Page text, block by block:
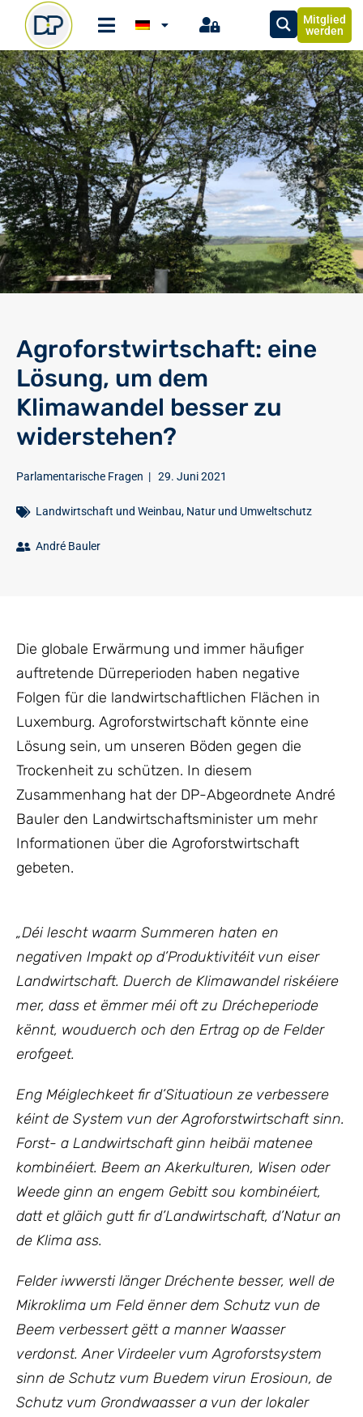
Mitglied
werden
Agroforstwirtschaft: eine
Lösung, um dem
Klimawandel besser zu
widerstehen?
Parlamentarische Fragen | 29. Juni 2021
Landwirtschaft und Weinbau, Natur und Umweltschutz
André Bauler
Die globale Erwärmung und immer häufiger
auftretende Dürreperioden haben negative
Folgen für die landwirtschaftlichen Flächen in
Luxemburg. Agroforstwirtschaft könnte eine
Lösung sein, um unseren Böden gegen die
Trockenheit zu schützen. In diesem
Zusammenhang hat der DP-Abgeordnete André
Bauler den Landwirtschaftsminister um mehr
Informationen über die Agroforstwirtschaft
gebeten.
„Déi lescht waarm Summeren haten en
negativen Impakt op d’Produktivitéit vun eiser
Landwirtschaft. Duerch de Klimawandel riskéiere
mer, dass et ëmmer méi oft zu Drécheperiode
kënnt, wouduerch och den Ertrag op de Felder
erofgeet.
Eng Méiglechkeet fir d’Situatioun ze verbessere
kéint de System vun der Agroforstwirtschaft sinn.
Forst- a Landwirtschaft ginn heibäi matenee
kombinéiert. Beem an Akerkulturen, Wisen oder
Weede ginn an engem Gebitt sou kombinéiert,
datt et gläich gutt fir d’Landwirtschaft, d’Natur an
de Klima ass.
Felder iwwersti länger Dréchente besser, well de
Mikroklima um Feld ënner dem Schutz vun de
Beem verbessert gëtt a manner Waasser
verdonst. Aner Virdeeler vum Agroforstsystem
sinn de Schutz vum Buedem virun Erosioun, de
Schutz vum Grondwaasser a vun der lokaler